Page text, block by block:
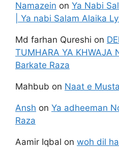
Namazein on Ya Nabi
| Ya nabi Salam Alaika
Md farhan Qureshi on
TUMHARA YA KHWAJA
Barkate Raza
Mahbub on Naat e
Ansh on Ya adheeman
Raza
Aamir Iqbal on woh dil